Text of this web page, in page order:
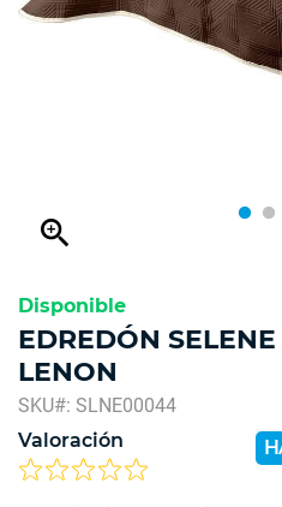
zoom_in
Disponible
EDREDÓN
LENON
SKU#: SLNE00044
Valoración